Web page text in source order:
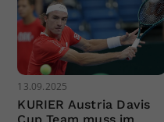
13.09.2025
KURIER Austria Davis